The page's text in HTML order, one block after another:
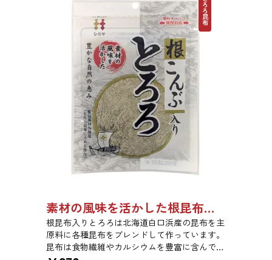
とろろ昆布
素材の風味を活かした根昆布入りとろろ 23g 単品 5袋セット 20袋セット 3481
根昆布入りとろろは北海道白口浜産の昆布を主
原料に各種昆布をブレンドして作っています。
昆布は食物繊維やカルシウムを豊富に含んでい